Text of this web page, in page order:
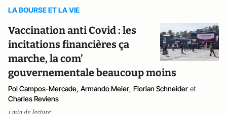
LA BOURSE ET LA VIE
Vaccination anti Covid : les
incitations financières ça
marche, la com’
gouvernementale beaucoup moins
Pol Campos-Mercade, Armando Meier, Florian Schneider et
Charles Reviens
1 min de lecture